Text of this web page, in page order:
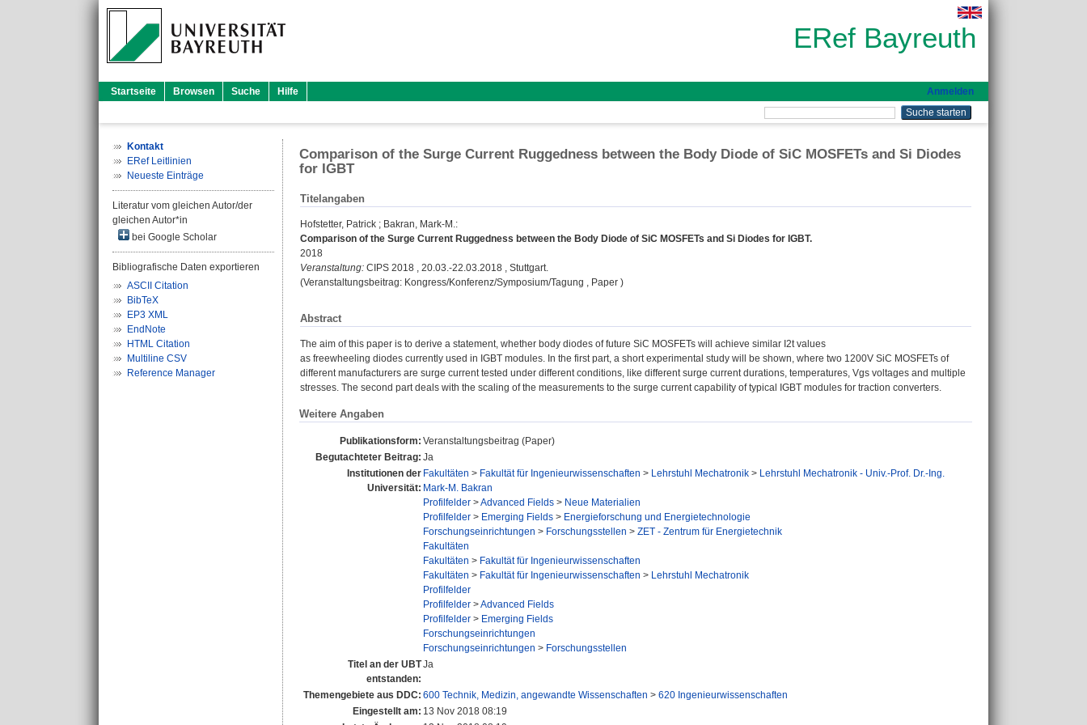
ERef Bayreuth
Startseite Browsen Suche Hilfe Anmelden
Kontakt
ERef Leitlinien
Neueste Einträge
Literatur vom gleichen Autor/der
gleichen Autor*in
bei Google Scholar
Bibliografische Daten exportieren
ASCII Citation
BibTeX
EP3 XML
EndNote
HTML Citation
Multiline CSV
Reference Manager
Comparison of the Surge Current Ruggedness between the Body Diode of SiC MOSFETs and Si Diodes
for IGBT
Titelangaben
Hofstetter, Patrick ; Bakran, Mark-M.:
Comparison of the Surge Current Ruggedness between the Body Diode of SiC MOSFETs and Si Diodes for IGBT.
2018
Veranstaltung: CIPS 2018 , 20.03.-22.03.2018 , Stuttgart.
(Veranstaltungsbeitrag: Kongress/Konferenz/Symposium/Tagung , Paper )
Abstract
The aim of this paper is to derive a statement, whether body diodes of future SiC MOSFETs will achieve similar I2t values
as freewheeling diodes currently used in IGBT modules. In the first part, a short experimental study will be shown, where two 1200V SiC MOSFETs of
different manufacturers are surge current tested under different conditions, like different surge current durations, temperatures, Vgs voltages and multiple
stresses. The second part deals with the scaling of the measurements to the surge current capability of typical IGBT modules for traction converters.
Weitere Angaben
Publikationsform: Veranstaltungsbeitrag (Paper)
Begutachteter Beitrag: Ja
Institutionen der
Universität:
Fakultäten > Fakultät für Ingenieurwissenschaften > Lehrstuhl Mechatronik > Lehrstuhl Mechatronik - Univ.-Prof. Dr.-Ing.
Mark-M. Bakran
Profilfelder >Advanced Fields > Neue Materialien
Profilfelder > Emerging Fields > Energieforschung und Energietechnologie
Forschungseinrichtungen > Forschungsstellen > ZET - Zentrum für Energietechnik
Fakultäten
Fakultäten > Fakultät für Ingenieurwissenschaften
Fakultäten > Fakultät für Ingenieurwissenschaften > Lehrstuhl Mechatronik
Profilfelder
Profilfelder >Advanced Fields
Profilfelder > Emerging Fields
Forschungseinrichtungen
Forschungseinrichtungen > Forschungsstellen
Titel an der UBT
entstanden:
Ja
Themengebiete aus DDC: 600 Technik, Medizin, angewandte Wissenschaften > 620 Ingenieurwissenschaften
Eingestellt am: 13 Nov 2018 08:19